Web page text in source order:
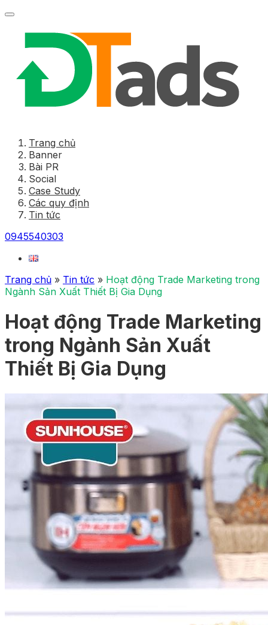
Trang chủ
Banner
Bài PR
Social
Case Study
Các quy định
Tin tức
0945540303
Trang chủ » Tin tức » Hoạt động Trade Marketing trong
Ngành Sản Xuất Thiết Bị Gia Dụng
Hoạt động Trade Marketing
trong Ngành Sản Xuất
Thiết Bị Gia Dụng